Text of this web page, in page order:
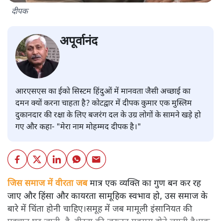
दीपक
अपूर्वानंद
आरएसएस का ईको सिस्टम हिंदुओं में मानवता जैसी अच्छाई का
दमन क्यों करना चाहता है? कोटद्वार में दीपक कुमार एक मुस्लिम
दुकानदार की रक्षा के लिए बजरंग दल के उग्र लोगों के सामने खड़े हो
गए और कहा- "मेरा नाम मोहम्मद दीपक है।"
जिस समाज में वीरता जबमात्र एक व्यक्ति का गुण बन कर रह
जाए और हिंसा और कायरता सामूहिक स्वभाव हो, उस समाज के
बारे में चिंता होनी चाहिए।समूह में जब मामूली इंसानियत की